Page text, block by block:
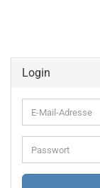
Login
E-
Mail-
Adresse
Passwort